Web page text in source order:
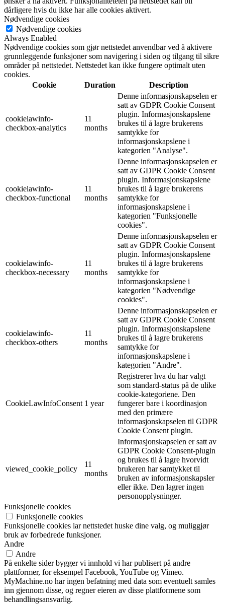
dårligere hvis du ikke har alle cookies aktivert.
Nødvendige cookies
Nødvendige cookies
Always Enabled
Nødvendige cookies som gjør nettstedet anvendbar ved å aktivere
grunnleggende funksjoner som navigering i siden og tilgang til sikre
områder på nettstedet. Nettstedet kan ikke fungere optimalt uten
cookies.
Cookie
Duration Description
cookielawinfo-
checkbox-analytics
11
months
Denne informasjonskapselen er
satt av GDPR Cookie Consent
plugin. Informasjonskapslene
brukes til å lagre brukerens
samtykke for
informasjonskapslene i
kategorien "Analyse".
cookielawinfo-
checkbox-functional
11
months
Denne informasjonskapselen er
satt av GDPR Cookie Consent
plugin. Informasjonskapslene
brukes til å lagre brukerens
samtykke for
informasjonskapslene i
kategorien "Funksjonelle
cookies".
cookielawinfo-
checkbox-necessary
11
months
Denne informasjonskapselen er
satt av GDPR Cookie Consent
plugin. Informasjonskapslene
brukes til å lagre brukerens
samtykke for
informasjonskapslene i
kategorien "Nødvendige
cookies".
cookielawinfo-
checkbox-others
11
months
Denne informasjonskapselen er
satt av GDPR Cookie Consent
plugin. Informasjonskapslene
brukes til å lagre brukerens
samtykke for
informasjonskapslene i
kategorien "Andre".
CookieLawInfoConsent 1 year
Registrerer hva du har valgt
som standard-status på de ulike
cookie-kategoriene. Den
fungerer bare i koordinasjon
med den primære
informasjonskapselen til GDPR
Cookie Consent plugin.
viewed_cookie_policy
11
months
Informasjonskapselen er satt av
GDPR Cookie Consent-plugin
og brukes til å lagre hvorvidt
brukeren har samtykket til
bruken av informasjonskapsler
eller ikke. Den lagrer ingen
personopplysninger.
Funksjonelle cookies
Funksjonelle cookies
Funksjonelle cookies lar nettstedet huske dine valg, og muliggjør
bruk av forbedrede funksjoner.
Andre
Andre
På enkelte sider bygger vi innhold vi har publisert på andre
plattformer, for eksempel Facebook, YouTube og Vimeo.
MyMachine.no har ingen befatning med data som eventuelt samles
inn gjennom disse, og regner eieren av disse plattformene som
behandlingsansvarlig.